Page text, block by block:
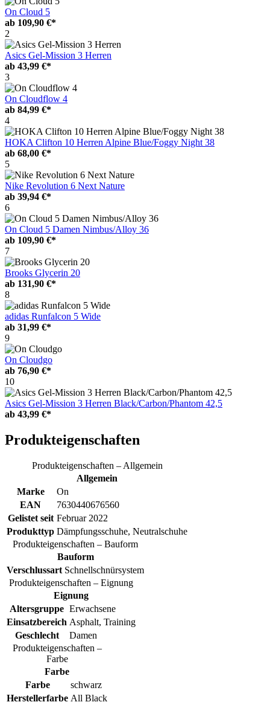
On Cloud 5
ab 109,90 €*
2
Asics Gel-Mission 3 Herren
ab 43,99 €*
3
On Cloudflow 4
ab 84,99 €*
4
HOKA Clifton 10 Herren Alpine Blue/Foggy Night 38
ab 68,00 €*
5
Nike Revolution 6 Next Nature
ab 39,94 €*
6
On Cloud 5 Damen Nimbus/Alloy 36
ab 109,90 €*
7
Brooks Glycerin 20
ab 131,90 €*
8
adidas Runfalcon 5 Wide
ab 31,99 €*
9
On Cloudgo
ab 76,90 €*
10
Asics Gel-Mission 3 Herren Black/Carbon/Phantom 42,5
ab 43,99 €*
Produkteigenschaften
Produkteigenschaften – Allgemein
Allgemein
Marke
On
EAN
7630440676560
Gelistet seit Februar 2022
Produkttyp Dämpfungsschuhe, Neutralschuhe
Produkteigenschaften – Bauform
Bauform
Verschlussart Schnellschnürsystem
Produkteigenschaften – Eignung
Eignung
Altersgruppe Erwachsene
Einsatzbereich Asphalt, Training
Geschlecht
Damen
Produkteigenschaften –
Farbe
Farbe
Farbe
schwarz
Herstellerfarbe All Black